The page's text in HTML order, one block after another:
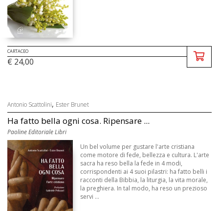
CARTACEO
€ 24,00
Antonio Scattolini, Ester Brunet
Ha fatto bella ogni cosa. Ripensare ...
Paoline Editoriale Libri
Un bel volume per gustare l'arte cristiana
come motore di fede, bellezza e cultura. L'arte
sacra ha reso bella la fede in 4 modi,
corrispondenti ai 4 suoi pilastri: ha fatto belli i
racconti della Bibbia, la liturgia, la vita morale,
la preghiera. In tal modo, ha reso un prezioso
servi ...